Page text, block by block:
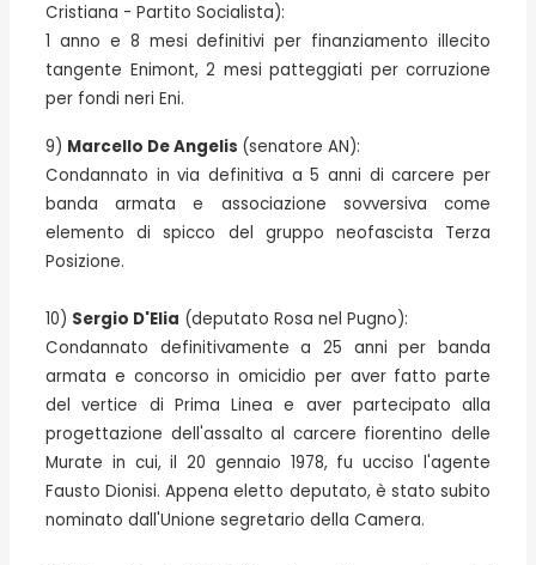
Cristiana - Partito Socialista):
1 anno e 8 mesi definitivi per finanziamento illecito
tangente Enimont, 2 mesi patteggiati per corruzione
per fondi neri Eni.
9) Marcello De Angelis (senatore AN):
Condannato in via definitiva a 5 anni di carcere per
banda armata e associazione sovversiva come
elemento di spicco del gruppo neofascista Terza
Posizione.
10) Sergio D'Elia (deputato Rosa nel Pugno):
Condannato definitivamente a 25 anni per banda
armata e concorso in omicidio per aver fatto parte
del vertice di Prima Linea e aver partecipato alla
progettazione dell'assalto al carcere fiorentino delle
Murate in cui, il 20 gennaio 1978, fu ucciso l'agente
Fausto Dionisi. Appena eletto deputato, è stato subito
nominato dall'Unione segretario della Camera.